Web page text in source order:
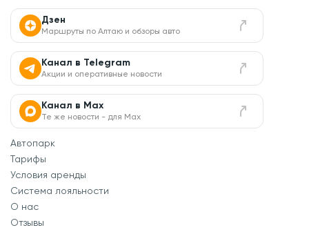
Дзен
Маршруты по Алтаю и обзоры авто
Канал в Telegram
Акции и оперативные новости
Канал в Max
Те же новости - для Max
Автопарк
Тарифы
Условия аренды
Система лояльности
О нас
Отзывы